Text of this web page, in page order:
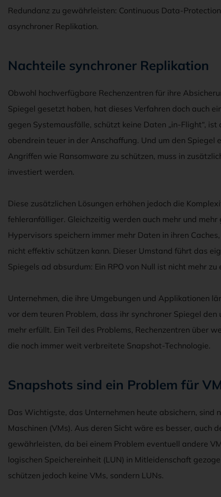
Redundanz zu gewährleisten: Continuous Data-
asynchroner Replikation.
Nachteile synchroner Replikation
Obwohl hochverfügbare Rechenzentren für ihre
Spiegel gesetzt haben, hat dieses Verfahren doch auch
gegen Systemausfälle, schützt keine Daten „in-Flight“,
obendrein teuer in der Anschaffung. Und um den Spiegel
Angriffen wie Ransomware zu schützen, muss in
investiert werden.
Diese zusätzlichen Lösungen erhöhen jedoch die
fehleranfälliger. Gleichzeitig werden auch mehr und
Hypervisors speichern immer mehr Daten in ihren
nicht effektiv schützen kann. Dieser Umstand führt das
Spiegels ad absurdum: Ein RPO von Null ist nicht mehr zu
Unternehmen, die ihre Umgebungen und Applikationen
vor dem teuren Problem, dass ihr synchroner Spiegel
mehr erfüllt. Ein Teil des Problems, Rechenzentren über
die noch immer weit verbreitete Snapshot-Technologie.
Snapshots sind ein Problem für
Das Wichtigste, das Unternehmen heute absichern, sind
Maschinen (VMs). Aus deren Sicht wäre es besser, auch
gewährleisten, da bei einem Problem eventuell andere
logischen Speichereinheit (LUN) in Mitleidenschaft
schützen jedoch keine VMs, sondern LUNs.